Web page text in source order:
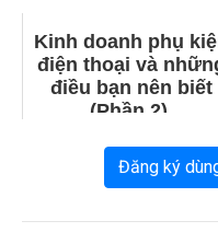
Kinh doanh phụ
điện thoại và
điều bạn nên biết
(Phần 2).
Đăng ký